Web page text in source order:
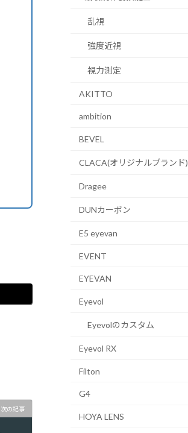
次の記事
乱視
強度近視
視力測定
AKITTO
ambition
BEVEL
CLACA(オリジナルブランド)
Dragee
DUNカーボン
E5 eyevan
EVENT
EYEVAN
Eyevol
Eyevolのカスタム
Eyevol RX
Filton
G4
HOYA LENS